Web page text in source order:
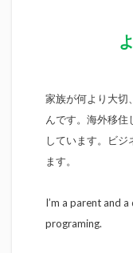
家族が何より大切
んです。海外移住
しています。ビジ
ます。
I’m a parent and
programing.